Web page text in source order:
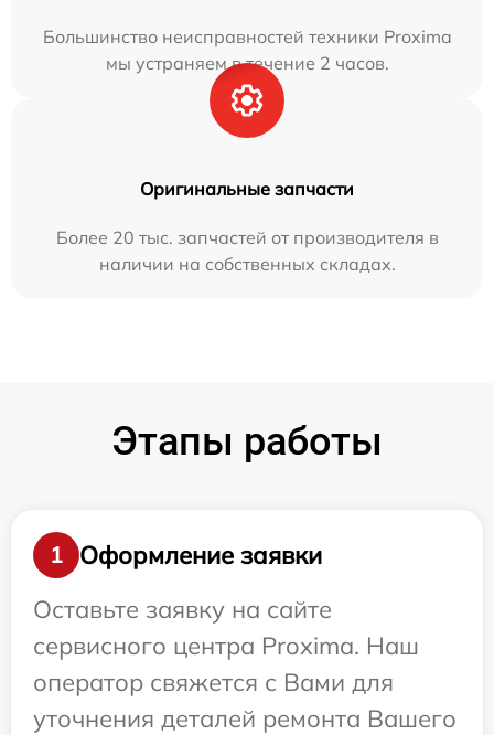
Большинство неисправностей техники Proxima
мы устраняем в течение 2 часов.
Оригинальные запчасти
Более 20 тыс. запчастей от производителя в
наличии на собственных складах.
Этапы работы
1
Оформление заявки
Оставьте заявку на сайте
сервисного центра Proxima. Наш
оператор свяжется с Вами для
уточнения деталей ремонта Вашего